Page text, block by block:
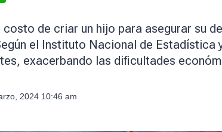
costo de criar un hijo para asegurar su
el Instituto Nacional de Estadística
exacerbando las dificultades
2024 10:46 am